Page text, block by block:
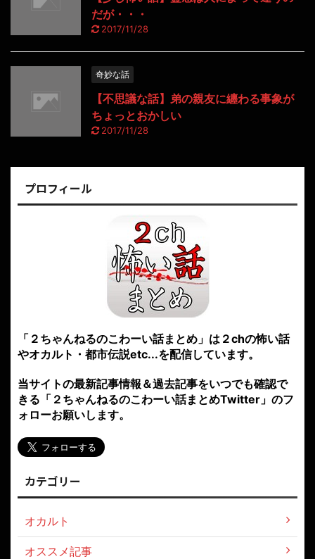
だが・・・
2017/11/28
奇妙な話
【不思議な話】弟の親友に纏わる事象が
ちょっとおかしい
2017/11/28
プロフィール
「２ちゃんねるのこわーい話まとめ」は２chの怖い話
やオカルト・都市伝説etc...を配信しています。
当サイトの最新記事情報＆過去記事をいつでも確認で
きる「２ちゃんねるのこわーい話まとめTwitter」のフ
ォローお願いします。
カテゴリー
オカルト
オススメ記事